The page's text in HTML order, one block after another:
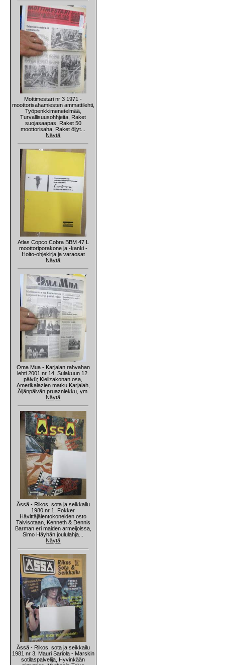
Mottimestari nr 3 1971 -
moottorisahamiesten ammattilehti,
Työpenkkimenetelmää,
Turvallisuusohhjeita, Raket
suojasaapas, Raket 50
moottorisaha, Raket öljyt...
Näytä
Atlas Copco Cobra BBM 47 L
moottoriporakone ja -kanki -
Hoito-ohjekirja ja varaosat
Näytä
Oma Mua - Karjalan rahvahan
lehti 2001 nr 14, Sulakuun 12.
päivü; Kielizakonan osa,
Amerikalazien matku Karjalah,
Äijänpäivän pruazniekku, ym.
Näytä
Ässä - Rikos, sota ja seikkailu
1980 nr 1, Fokker
Hävittäjälentokoneiden osto
Talvisotaan, Kenneth & Dennis
Barman eri maiden armeijoissa,
Simo Häyhän joululahja...
Näytä
Ässä - Rikos, sota ja seikkailu
1981 nr 3, Mauri Sariola - Marskin
sotilaspalvelija, Hyvinkään